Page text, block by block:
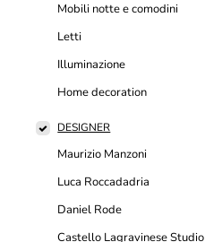
Mobili notte e comodini
Letti
Illuminazione
Home decoration
DESIGNER
Maurizio Manzoni
Luca Roccadadria
Daniel Rode
Castello Lagravinese Studio